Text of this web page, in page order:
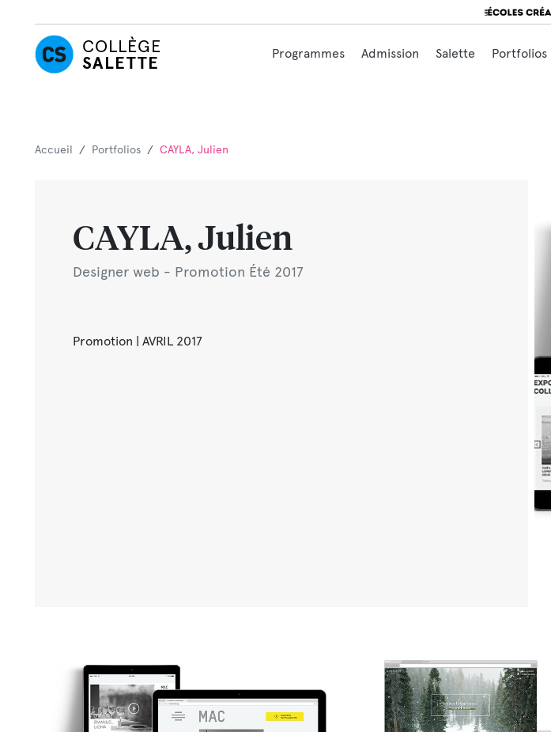
COLLÈGE
SALETTE Programmes Admission Salette Portfolios
Accueil / Portfolios / CAYLA, Julien
CAYLA, Julien
Designer web - Promotion Été 2017
Promotion | AVRIL 2017